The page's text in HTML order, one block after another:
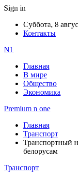
Sign in
Суббота, 8
Контакты
N1
Главная
В мире
Общество
Экономика
Premium n one
Главная
Транспорт
Транспортный
белорусам
Транспорт